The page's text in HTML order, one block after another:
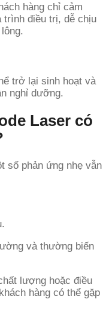
hàng chỉ cảm
trình điều trị, dễ chịu
trở lại sinh hoạt và
nghỉ dưỡng.
Laser có
số phản ứng nhẹ vẫn
và thường biến
lượng hoặc điều
hàng có thể gặp